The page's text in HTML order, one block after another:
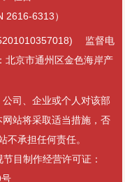
2616-6313）
监督电
北京市通州区金色海岸产
司、企业或个人对该部
站将采取适当措施，否
不承担任何责任。
节目制作经营许可证：